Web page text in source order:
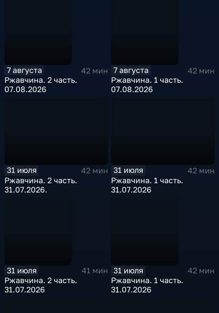
7 августа
42 мин
Ржавчина. 2 часть.
07.08.2026
7 августа
42 мин
Ржавчина. 1 часть.
07.08.2026
31 июля
42 мин
Ржавчина. 2 часть.
31.07.2026.
31 июля
42 мин
Ржавчина. 1 часть.
31.07.2026
31 июля
41 мин
Ржавчина. 2 часть.
31.07.2026
31 июля
42 мин
Ржавчина. 1 часть.
31.07.2026